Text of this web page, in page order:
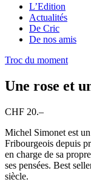
L’Edition
Actualités
De Cric
De nos amis
Troc du moment
Une rose et
CHF 20.–
Michel Simonet est
Fribourgeois depuis
en charge de sa
ses pensées. Best
siècle.